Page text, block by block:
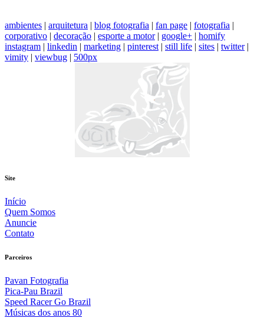
ambientes | arquitetura | blog fotografia | fan page | fotografia |
corporativo | decoração | esporte a motor| google+ | homify
instagram | linkedin | marketing | pinterest | still life | sites | twitter|
vimity | viewbug | 500px
Site
Início
Quem Somos
Anuncie
Contato
Parceiros
Pavan Fotografia
Pica-Pau Brazil
Speed Racer Go Brazil
Músicas dos anos 80